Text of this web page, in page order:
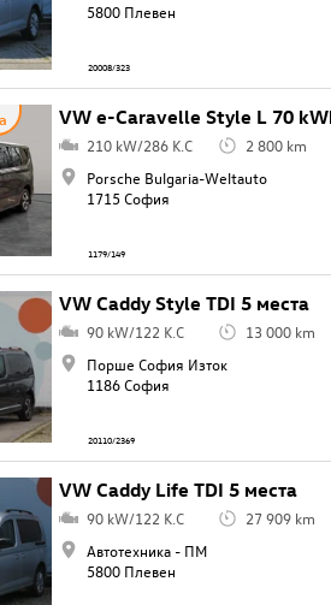
5800 Плевен
20008/323
VW e-Caravelle Style L 70
210 kW/286 K.C 2 800 km
Porsche Bulgaria-Weltauto
1715 София
1179/149
VW Caddy Style TDI 5 места
90 kW/122 K.C 13 000 km
Порше София Изток
1186 София
20110/2369
VW Caddy Life TDI 5 места
90 kW/122 K.C 27 909 km
Автотехника - ПМ
5800 Плевен